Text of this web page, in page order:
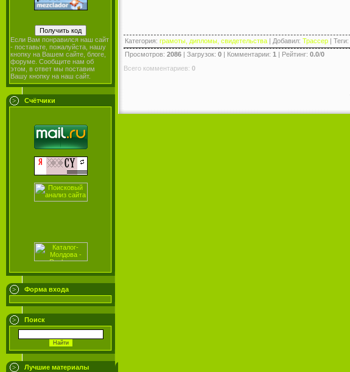
Если Вам понравился наш сайт
- поставьте, пожалуйста, нашу
кнопку на Вашем сайте, блоге,
форуме. Сообщите нам об
этом, в ответ мы поставим
Вашу кнопку на наш сайт.
Счётчики
Форма входа
Поиск
Лучшие материалы
Категория: грамоты, дипломы, свидетельства | Добавил: Трассер | Теги:
Просмотров: 2086 | Загрузок: 0 | Комментарии: 1 | Рейтинг: 0.0/0
Всего комментариев: 0